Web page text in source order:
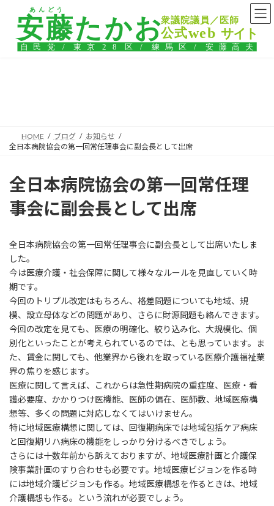
HOME ブログ
お知らせ
全日本病院協会の第一回常任理事会に副会長として出席
全日本病院協会の第一回常任理
事会に副会長として出席
全日本病院協会の第一回常任理事会に副会長として出席いたしま
した。
今は医療介護・社会保障に関して様々なルールを見直していく時
期です。
今回のトリプル改定はもちろん、格差問題についても地域、規
模、設立母体などの問題があり、さらに財源問題も絡んできます。
今回の改定を見ても、医療の明確化、絞り込み化、大規模化、個
別化といったことが考えられているのでは、とも思っています。ま
た、賃金に関しても、他業界から後れを取っている医療介護福祉業
界の焦りを感じます。
医療に関して言えば、これからは急性期病院の重症度、医療・看
護必要度、かかりつけ医機能、医師の偏在、医師数、地域医療構
想等、多くの問題に対応しなくてはいけません。
特に地域医療構想に関しては、回復期病床では地域包括ケア病床
と回復期リハ病床の機能をしっかり分けるべきでしょう。
さらには十数年前から訴えておりますが、地域医療計画と介護保
険事業計画のすり合わせも必要です。地域医療ビジョンを作る時
には地域介護ビジョンも作る。地域医療構想を作るときは、地域
介護構想も作る。という流れが必要でしょう。